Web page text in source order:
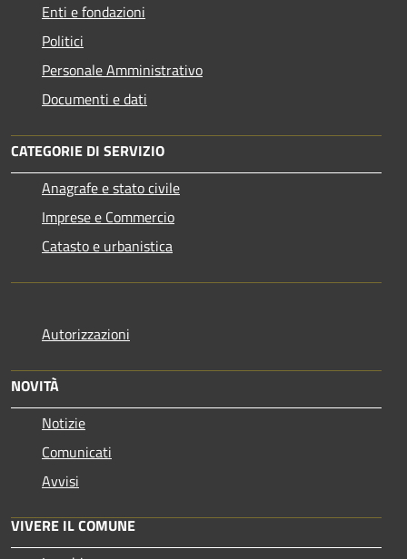
Enti e fondazioni
Politici
Personale Amministrativo
Documenti e dati
CATEGORIE DI SERVIZIO
Anagrafe e stato civile
Imprese e Commercio
Catasto e urbanistica
Autorizzazioni
NOVITÀ
Notizie
Comunicati
Avvisi
VIVERE IL COMUNE